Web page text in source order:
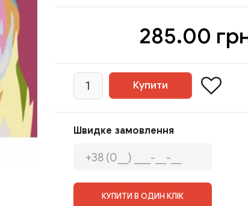
285.00
Швидке замовлення
КУПИТИ В ОДИН КЛІК